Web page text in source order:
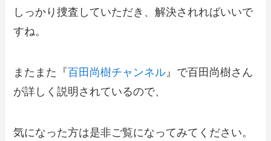
しっかり捜査していただき、解決されればいいで
すね。
またまた『百田尚樹チャンネル』で百田尚樹さん
が詳しく説明されているので、
気になった方は是非ご覧になってみてください。